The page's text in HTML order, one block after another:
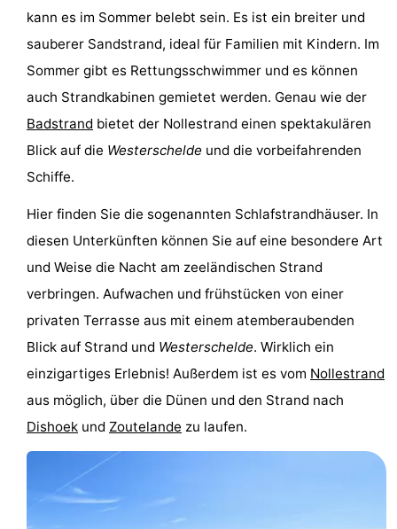
kann es im Sommer belebt sein. Es ist ein breiter und
sauberer Sandstrand, ideal für Familien mit Kindern. Im
Sommer gibt es Rettungsschwimmer und es können
auch Strandkabinen gemietet werden. Genau wie der
Badstrand bietet der Nollestrand einen spektakulären
Blick auf die Westerschelde und die vorbeifahrenden
Schiffe.
Hier finden Sie die sogenannten Schlafstrandhäuser. In
diesen Unterkünften können Sie auf eine besondere Art
und Weise die Nacht am zeeländischen Strand
verbringen. Aufwachen und frühstücken von einer
privaten Terrasse aus mit einem atemberaubenden
Blick auf Strand und Westerschelde. Wirklich ein
einzigartiges Erlebnis! Außerdem ist es vom Nollestrand
aus möglich, über die Dünen und den Strand nach
Dishoek und Zoutelande zu laufen.